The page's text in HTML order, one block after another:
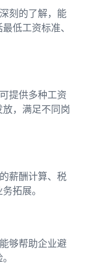
刻的了解，能
低工资标准、
提供多种工资
，满足不同岗
薪酬计算、税
拓展。
够帮助企业避